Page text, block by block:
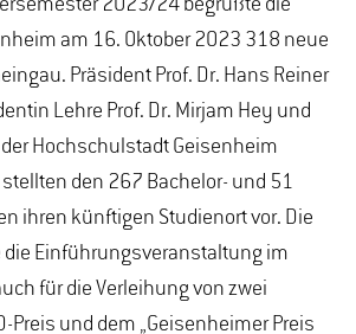
am 16. Oktober 2023 318 neue
Präsident Prof. Dr. Hans Reiner
Lehre Prof. Dr. Mirjam Hey und
Hochschulstadt Geisenheim
den 267 Bachelor- und 51
ihren künftigen Studienort vor. Die
Einführungsveranstaltung im
für die Verleihung von zwei
Preis und dem „Geisenheimer Preis